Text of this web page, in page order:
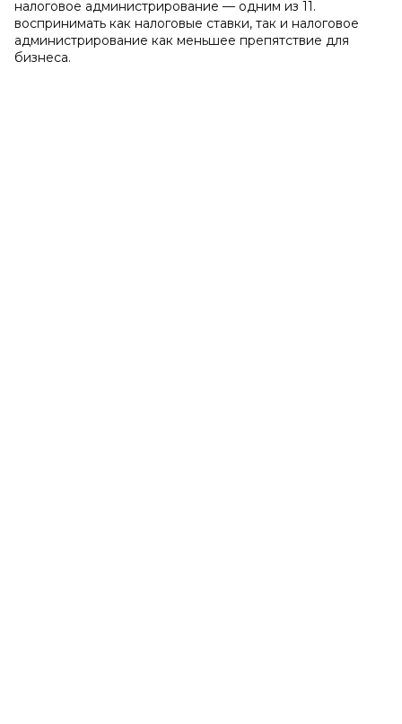
налоговое администрирование — одним из 11.
воспринимать как налоговые ставки, так и налоговое
администрирование как меньшее препятствие для
бизнеса.